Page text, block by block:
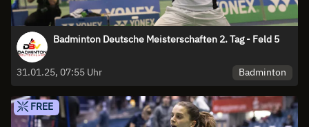
Badminton Deutsche Meisterschaften 2. Tag - Feld 5
31.01.25, 07:55 Uhr Badminton
FREE